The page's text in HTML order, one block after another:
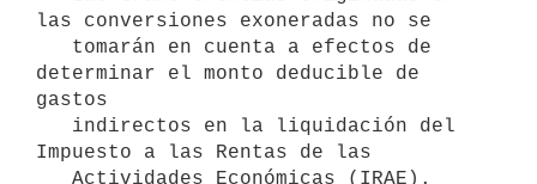
las conversiones exoneradas no se
determinar el monto deducible de
gastos
Impuesto a las Rentas de las